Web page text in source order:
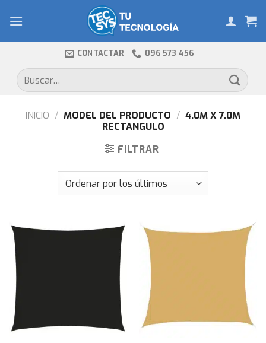
CONTACTAR 096 573 456
Buscar
por:
INICIO / MODEL DEL PRODUCTO / 4.0M X 7.0M
RECTANGULO
FILTRAR